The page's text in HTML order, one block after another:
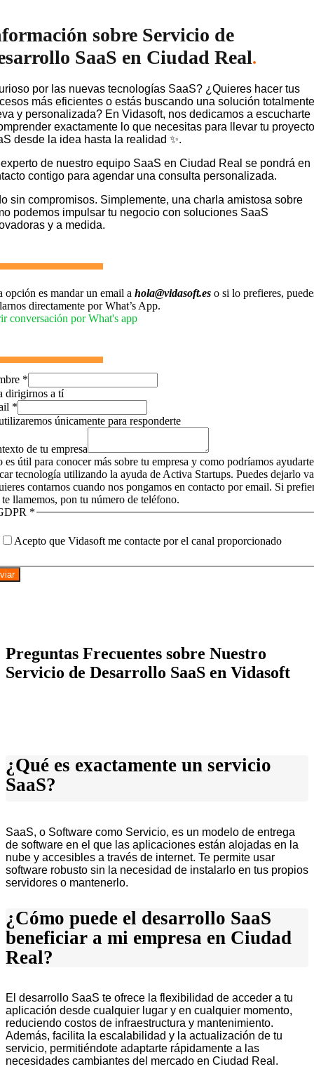
sobre Servicio de
SaaS en Ciudad Real.
por las nuevas tecnologías SaaS? ¿Quieres hacer tus
más eficientes o estás buscando una solución totalmente
y personalizada? En Vidasoft, nos dedicamos a escucharte
exactamente lo que necesitas para llevar tu proyecto
desde la idea hasta la realidad ✨.
de nuestro equipo SaaS en Ciudad Real se pondrá en
contigo para agendar una consulta personalizada.
sin compromisos. Simplemente, una charla amistosa sobre
podemos impulsar tu negocio con soluciones SaaS
y a medida.
opción es mandar un email a hola@vidasoft.es o si lo prefieres,
directamente por What’s App.
conversación por What's app
*
dirigirnos a tí
*
únicamente para responderte
de tu empresa
es útil para conocer más sobre tu empresa y como podríamos
tecnología utilizando la ayuda de Activa Startups. Puedes dejarlo
contarnos cuando nos pongamos en contacto por email. Si
te llamemos, pon tu número de teléfono.
*
Acepto que Vidasoft me contacte por el canal proporcionado
Preguntas Frecuentes sobre Nuestro
Servicio de Desarrollo SaaS en Vidasoft
¿Qué es exactamente un servicio
SaaS?
SaaS, o Software como Servicio, es un modelo de entrega
de software en el que las aplicaciones están alojadas en la
nube y accesibles a través de internet. Te permite usar
software robusto sin la necesidad de instalarlo en tus propios
servidores o mantenerlo.
¿Cómo puede el desarrollo SaaS
beneficiar a mi empresa en Ciudad
Real?
El desarrollo SaaS te ofrece la flexibilidad de acceder a tu
aplicación desde cualquier lugar y en cualquier momento,
reduciendo costos de infraestructura y mantenimiento.
Además, facilita la escalabilidad y la actualización de tu
servicio, permitiéndote adaptarte rápidamente a las
necesidades cambiantes del mercado en Ciudad Real.